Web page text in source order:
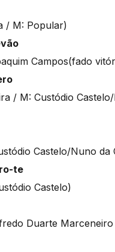
/ M: Popular)
Campos(fado
/ M: Custódio
Castelo/Nuno da
te
Castelo)
Duarte Marceneiro